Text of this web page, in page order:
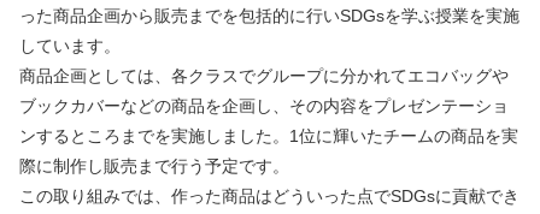
った商品企画から販売までを包括的に行いSDGsを学ぶ授業を実施
しています。
商品企画としては、各クラスでグループに分かれてエコバッグや
ブックカバーなどの商品を企画し、その内容をプレゼンテーショ
ンするところまでを実施しました。1位に輝いたチームの商品を実
際に制作し販売まで行う予定です。
この取り組みでは、作った商品はどういった点でSDGsに貢献でき